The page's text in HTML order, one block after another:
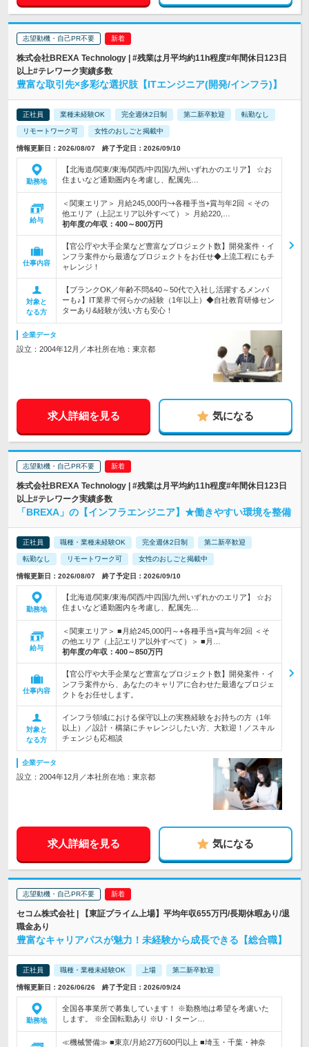
志望動機・自己PR不要
株式会社BREXA Technology | #残業は月平均約11h程度#年間休日123日
以上#テレワーク実績多数
豊富な取引先×多彩な選択肢【ITエンジニア(開発/インフラ)】
正社員 業種未経験OK 完全週休2日制 第二新卒歓迎 転勤なし
リモートワーク可 女性のおしごと掲載中
情報更新日：2026/08/07 終了予定日：2026/09/10
勤務地
【北海道/関東/東海/関西/中四国/九州いずれかのエリア】 ☆お
住まいなど通勤圏内を考慮し、配属先…
給与
＜関東エリア＞ 月給245,000円~+各種手当+賞与年2回 ＜その
他エリア（上記エリア以外すべて）＞ 月給220,…
初年度の年収： 400～800万円
仕事内容
【官公庁や大手企業など豊富なプロジェクト数】開発案件・イ
ンフラ案件から最適なプロジェクトをお任せ◆上流工程にもチ
ャレンジ！
対象と
なる方
【ブランクOK／年齢不問&40～50代で入社し活躍するメンバ
ーも♪】IT業界で何らかの経験（1年以上）◆自社教育研修セン
ターあり&経験が浅い方も安心！
企業データ
設立：2004年12月／本社所在地：東京都
求人詳細を見る 気になる
志望動機・自己PR不要
株式会社BREXA Technology | #残業は月平均約11h程度#年間休日123日
以上#テレワーク実績多数
「BREXA」の【インフラエンジニア】★働きやすい環境を整備
正社員 職種・業種未経験OK 完全週休2日制 第二新卒歓迎
転勤なし リモートワーク可 女性のおしごと掲載中
情報更新日：2026/08/07 終了予定日：2026/09/10
勤務地
【北海道/関東/東海/関西/中四国/九州いずれかのエリア】 ☆お
住まいなど通勤圏内を考慮し、配属先…
給与
＜関東エリア＞ ■月給245,000円～+各種手当+賞与年2回 ＜そ
の他エリア（上記エリア以外すべて）＞ ■月…
初年度の年収： 400～850万円
仕事内容
【官公庁や大手企業など豊富なプロジェクト数】開発案件・イ
ンフラ案件から、あなたのキャリアに合わせた最適なプロジェ
クトをお任せします。
対象と
なる方
インフラ領域における保守以上の実務経験をお持ちの方（1年
以上）／設計・構築にチャレンジしたい方、大歓迎！／スキル
チェンジも応相談
企業データ
設立：2004年12月／本社所在地：東京都
求人詳細を見る 気になる
志望動機・自己PR不要
セコム株式会社 | 【東証プライム上場】平均年収655万円/長期休暇あり/退
職金あり
豊富なキャリアパスが魅力！未経験から成長できる【総合職】
正社員 職種・業種未経験OK 上場 第二新卒歓迎
情報更新日：2026/06/26 終了予定日：2026/09/24
勤務地
全国各事業所で募集しています！ ※勤務地は希望を考慮いた
します。 ※全国転勤あり ※U・I ターン…
≪機械警備≫ ■東京/月給27万600円以上 ■埼玉・千葉・神奈